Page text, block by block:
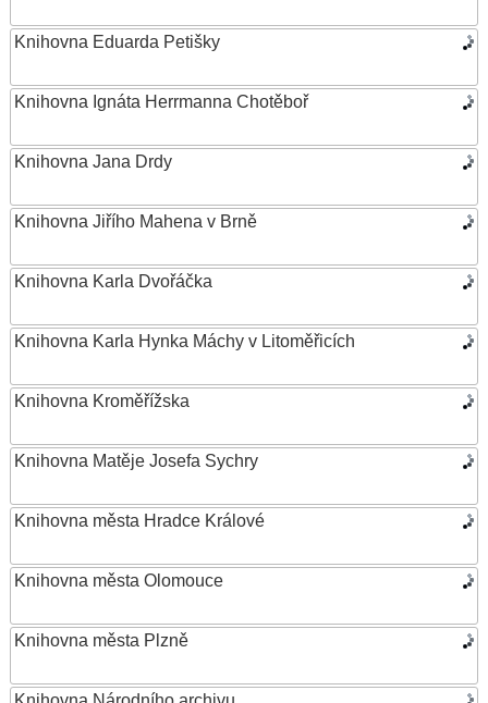
Knihovna Eduarda Petišky
Knihovna Ignáta Herrmanna Chotěboř
Knihovna Jana Drdy
Knihovna Jiřího Mahena v Brně
Knihovna Karla Dvořáčka
Knihovna Karla Hynka Máchy v Litoměřicích
Knihovna Kroměřížska
Knihovna Matěje Josefa Sychry
Knihovna města Hradce Králové
Knihovna města Olomouce
Knihovna města Plzně